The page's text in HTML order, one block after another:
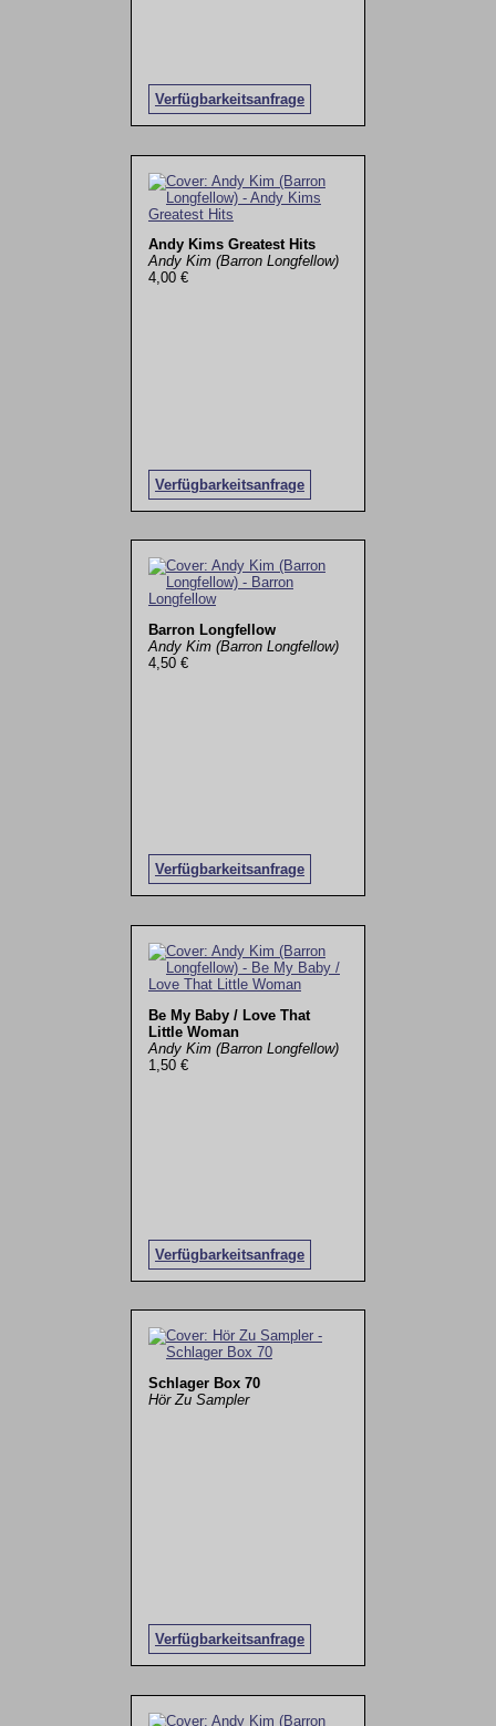
Verfügbarkeitsanfrage
Andy Kims Greatest Hits
Andy Kim (Barron Longfellow)
4,00 €
Verfügbarkeitsanfrage
Barron Longfellow
Andy Kim (Barron Longfellow)
4,50 €
Verfügbarkeitsanfrage
Be My Baby / Love That
Little Woman
Andy Kim (Barron Longfellow)
1,50 €
Verfügbarkeitsanfrage
Schlager Box 70
Hör Zu Sampler
Verfügbarkeitsanfrage